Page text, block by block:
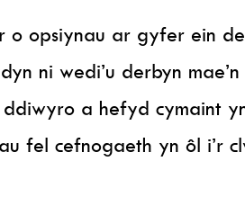
o opsiynau ar gyfer ein
ni wedi’u derbyn
a hefyd cymaint
fel cefnogaeth yn ôl i’r